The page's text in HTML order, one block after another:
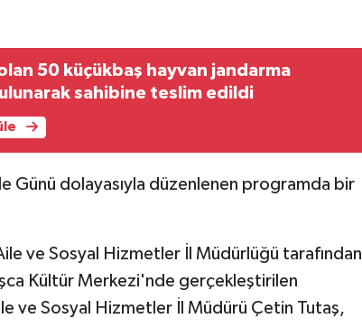
50 küçükbaş hayvan jandarma
sahibine teslim edildi
Günü dolayasıyla düzenlenen programda bir
ve Sosyal Hizmetler İl Müdürlüğü tarafından
Kültür Merkezi'nde gerçekleştirilen
ve Sosyal Hizmetler İl Müdürü Çetin Tutaş,